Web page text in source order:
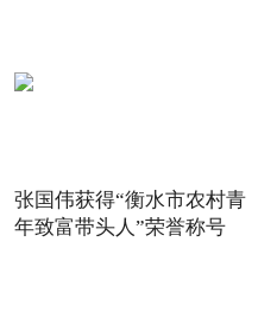
张国伟获得“衡水市农村青
年致富带头人”荣誉称号